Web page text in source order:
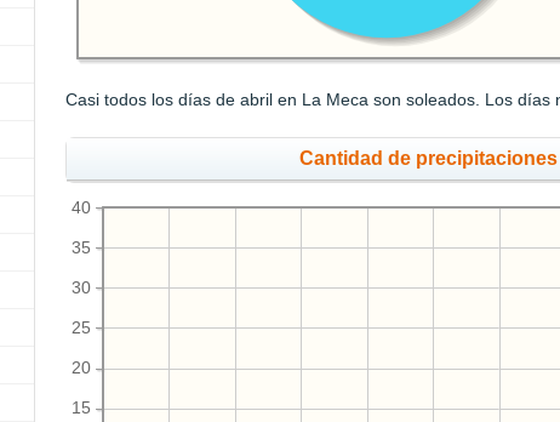
Casi todos los días de abril en La Meca son soleados. Los días
Cantidad de
15
20
25
30
35
40